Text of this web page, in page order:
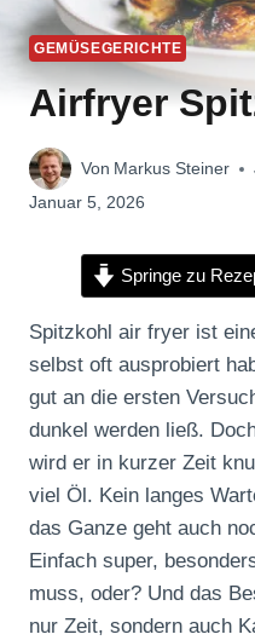
GEMÜSEGERICHTE
Airfryer
Von Markus Steiner
Januar 5, 2026
Springe zu
Spitzkohl air fryer ist
selbst oft ausprobiert
gut an die ersten
dunkel werden ließ.
wird er in kurzer Zeit
viel Öl. Kein langes
das Ganze geht auch
Einfach super,
muss, oder? Und das
nur Zeit, sondern auch